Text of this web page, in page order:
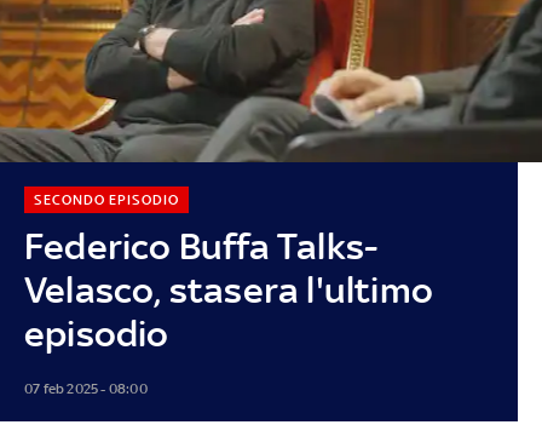
Federico Buffa Talks-
Velasco, stasera l'ultimo
episodio
SECONDO EPISODIO
07 feb 2025 - 08:00